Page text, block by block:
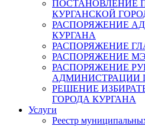
ПОСТАНОВЛЕНИЕ
КУРГАНСКОЙ
РАСПОРЯЖЕНИЕ
КУРГАНА
РАСПОРЯЖЕНИЕ
РАСПОРЯЖЕНИЕ
РАСПОРЯЖЕНИЕ
АДМИНИСТРАЦИИ
РЕШЕНИЕ
ГОРОДА КУРГАНА
Услуги
Реестр